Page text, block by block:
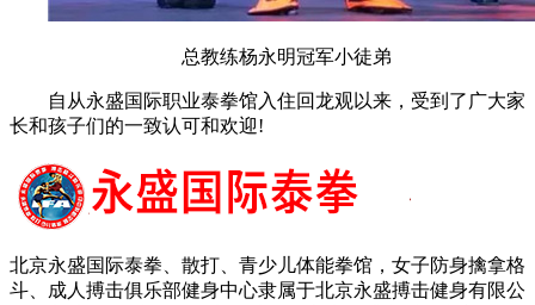
总教练杨永明冠军小徒弟
自从永盛国际职业泰拳馆入住回龙观以来，受到了广大家
长和孩子们的一致认可和欢迎!
北京永盛国际泰拳、散打、青少儿体能拳馆，女子防身擒拿格
斗、成人搏击俱乐部健身中心隶属于北京永盛搏击健身有限公